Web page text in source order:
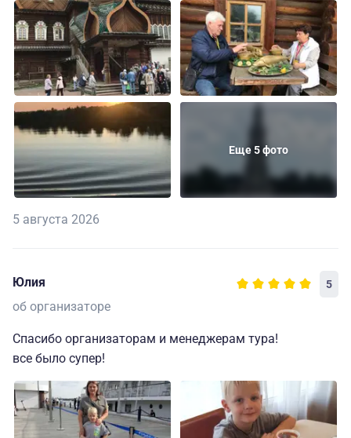
Еще 5 фото
5 августа 2026
Юлия 5
об организаторе
Спасибо организаторам и менеджерам тура!
все было супер!